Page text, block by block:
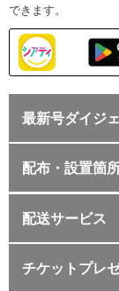
できます。
最新号ダイジ
配布・設置箇
配送サービス
チケットプレ